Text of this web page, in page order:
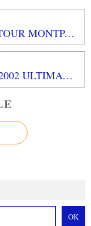
[REVUE CINEMA BLU-RAY] LA TOUR MONTPARNASSE INFERNALE
[TEST] THE KING OF FIGHTERS 2002 ULTIMATE MATCH PS4 : Comme à la bonne époque des KOF!